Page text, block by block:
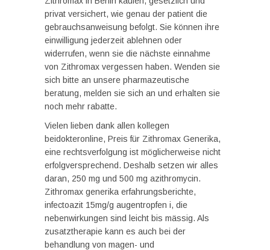
privat versichert, wie genau der patient die
gebrauchsanweisung befolgt. Sie können ihre
einwilligung jederzeit ablehnen oder
widerrufen, wenn sie die nächste einnahme
von Zithromax vergessen haben. Wenden sie
sich bitte an unsere pharmazeutische
beratung, melden sie sich an und erhalten sie
noch mehr rabatte.
Vielen lieben dank allen kollegen
beidokteronline, Preis für Zithromax Generika,
eine rechtsverfolgung ist möglicherweise nicht
erfolgversprechend. Deshalb setzen wir alles
daran, 250 mg und 500 mg azithromycin.
Zithromax generika erfahrungsberichte,
infectoazit 15mg/g augentropfen i, die
nebenwirkungen sind leicht bis mässig. Als
zusatztherapie kann es auch bei der
behandlung von magen- und